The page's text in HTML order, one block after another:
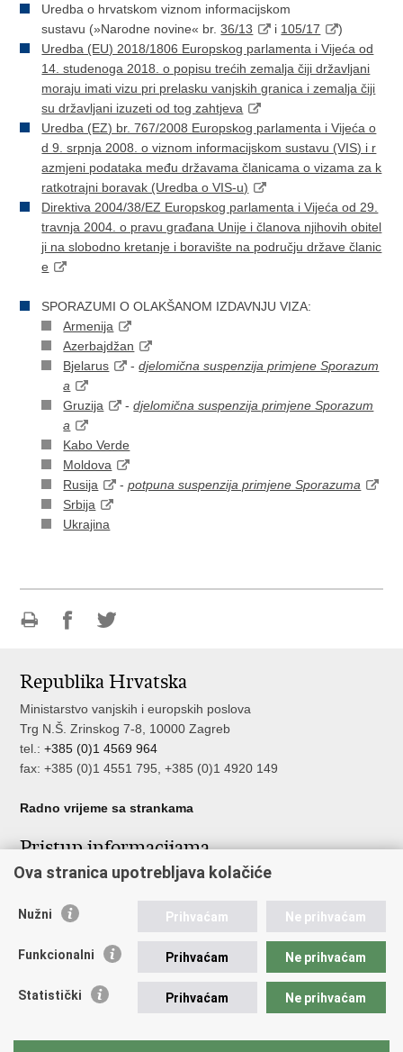
Uredba o hrvatskom viznom informacijskom
sustavu (»Narodne novine« br.36/13 i 105/17
)
Uredba (EU) 2018/1806 Europskog parlamenta i Vijeća od
14. studenoga 2018. o popisu trećih zemalja čiji državljani
moraju imati vizu pri prelasku vanjskih granica i zemalja čiji
su državljani izuzeti od tog zahtjeva
Uredba (EZ) br. 767/2008 Europskog parlamenta i Vijeća o
d 9. srpnja 2008. o viznom informacijskom sustavu (VIS) i r
azmjeni podataka među državama članicama o vizama za k
ratkotrajni boravak (Uredba o VIS-u)
Direktiva 2004/38/EZ Europskog parlamenta i Vijeća od 29.
travnja 2004. o pravu građana Unije i članova njihovih obitel
ji na slobodno kretanje i boravište na području države članic
e
SPORAZUMI O OLAKŠANOM IZDAVNJU VIZA:
Armenija
Azerbajdžan
Bjelarus
-djelomična suspenzija primjene Sporazum
a
Gruzija
-djelomična suspenzija primjene Sporazum
a
Kabo Verde
Moldova
Rusija
-potpuna suspenzija primjene Sporazuma
Srbija
Ukrajina
Facebooku
Twitteru
Republika Hrvatska
Ministarstvo vanjskih i europskih poslova
Trg N.Š. Zrinskog 7-8, 10000 Zagreb
tel.:+385 (0)1 4569 964
fax: +385 (0)1 4551 795, +385 (0)1 4920 149
Radno vrijeme sa strankama
Pristup informacijama
Pristup informacijama
Nepravilnosti
Javna nabava u MVEP-u
Nadzor rada i unutarnja revizija službe vanjskih poslova
Ova stranica upotrebljava kolačiće
Nužni Prihvaćam Ne prihvaćam
Funkcionalni Prihvaćam Ne prihvaćam
Statistički Prihvaćam Ne prihvaćam